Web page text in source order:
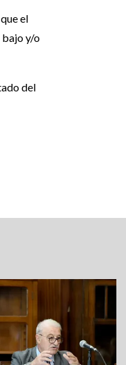
el
bajo y/o
del